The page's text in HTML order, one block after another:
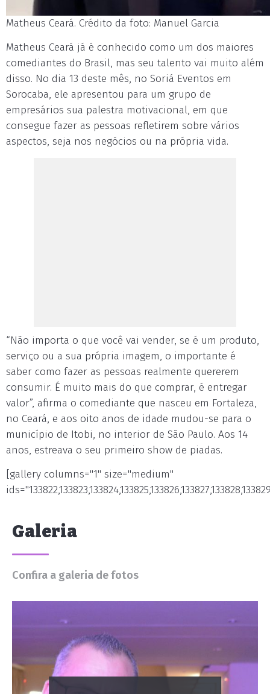
Matheus Ceará. Crédito da foto: Manuel Garcia
Matheus Ceará já é conhecido como um dos maiores
comediantes do Brasil, mas seu talento vai muito além
disso. No dia 13 deste mês, no Soriá Eventos em
Sorocaba, ele apresentou para um grupo de
empresários sua palestra motivacional, em que
consegue fazer as pessoas refletirem sobre vários
aspectos, seja nos negócios ou na própria vida.
“Não importa o que você vai vender, se é um produto,
serviço ou a sua própria imagem, o importante é
saber como fazer as pessoas realmente quererem
consumir. É muito mais do que comprar, é entregar
valor”, afirma o comediante que nasceu em Fortaleza,
no Ceará, e aos oito anos de idade mudou-se para o
município de Itobi, no interior de São Paulo. Aos 14
anos, estreava o seu primeiro show de piadas.
[gallery columns="1" size="medium"
Galeria
Confira a galeria de fotos